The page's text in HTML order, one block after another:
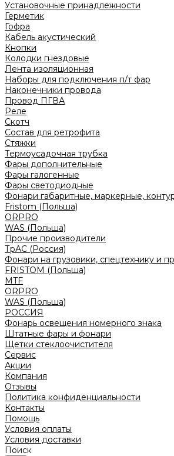
Установочные принадлежности
Герметик
Гофра
Кабель акустический
Кнопки
Колодки гнездовые
Лента изоляционная
Наборы для подключения п/т фар
Наконечники провода
Провод ПГВА
Реле
Скотч
Состав для ретрофита
Стяжки
Термоусадочная трубка
Фары дополнительные
Фары галогенные
Фары светодиодные
Фонари габаритные, маркерные,
Fristom (Польша)
ORPRO
WAS (Польша)
Прочие производители
ТрАС (Россия)
Фонари на грузовики, спецтехнику и
FRISTOM (Польша)
MTF
ORPRO
WAS (Польша)
РОССИЯ
Фонарь освещения номерного знака
Штатные фары и фонари
Щетки стеклоочистителя
Сервис
Акции
Компания
Отзывы
Политика конфиденциальности
Контакты
Помощь
Условия оплаты
Условия доставки
Поиск